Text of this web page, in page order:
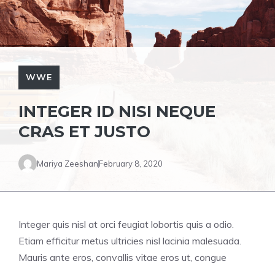
WWE
INTEGER ID NISI NEQUE
CRAS ET JUSTO
Mariya ZeeshanFebruary 8, 2020
Integer quis nisl at orci feugiat lobortis quis a odio.
Etiam efficitur metus ultricies nisl lacinia malesuada.
Mauris ante eros, convallis vitae eros ut, congue